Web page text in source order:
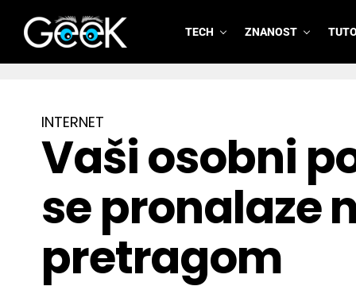
GeeK.hr
TECH ZNANOST
INTERNET
Vaši osobni
se pronalaze
pretragom